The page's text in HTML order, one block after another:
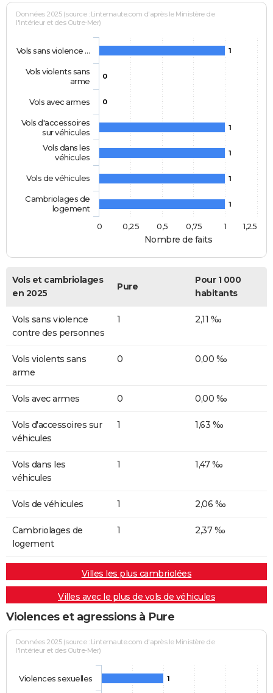
Nombre de faits
Données 2025 (source : Linternaute.com d'après le Ministère de
l'Intérieur et des Outre-Mer)
1
0
0
1
1
1
1
Vols sans violence …
Vols violents sans
arme
Vols avec armes
Vols d'accessoires
sur véhicules
Vols dans les
véhicules
Vols de véhicules
Cambriolages de
logement
0
1
0,25 0,5 0,75 1,25
Vols et cambriolages
en 2025
Pure
Pour 1 000
habitants
Vols sans violence
contre des personnes
1 2,11 ‰
Vols violents sans
arme
0 0,00 ‰
Vols avec armes 0 0,00 ‰
Vols d'accessoires sur
véhicules
1 1,63 ‰
Vols dans les
véhicules
1 1,47 ‰
Vols de véhicules 1 2,06 ‰
Cambriolages de
logement
1 2,37 ‰
Villes les plus cambriolées
Villes avec le plus de vols de véhicules
Violences et agressions à Pure
Données 2025 (source : Linternaute.com d'après le Ministère de
l'Intérieur et des Outre-Mer)
1
Violences sexuelles